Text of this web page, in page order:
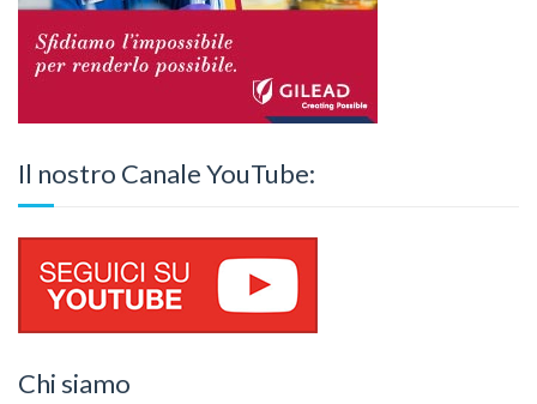
Il nostro Canale YouTube:
Chi siamo